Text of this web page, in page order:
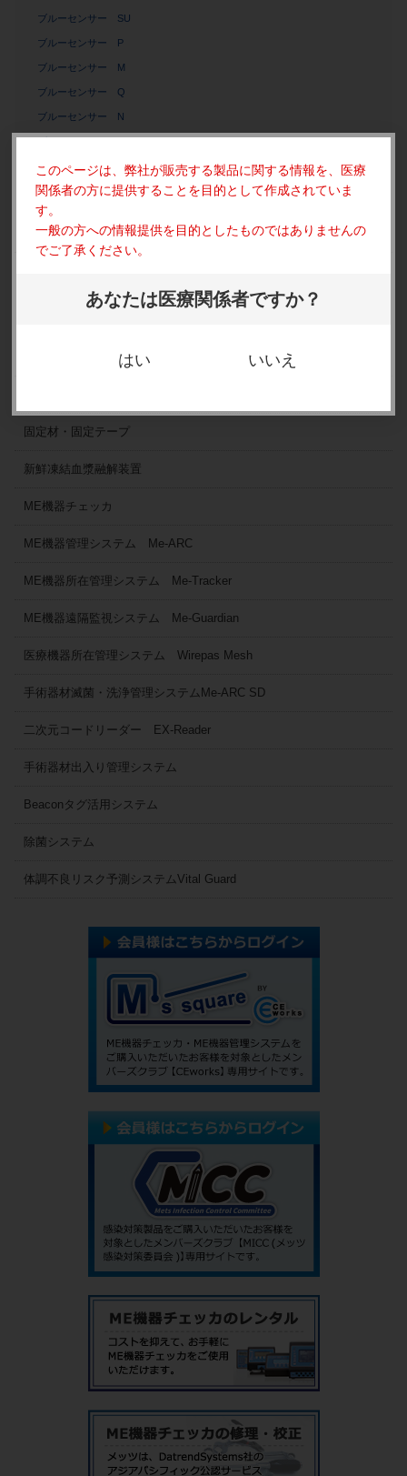
このページは、弊社が販売する製品に関する情報を、
医療
関係者の方に提供することを目的として作成されていま
す。
一般の方への情報提供を目的としたものではありませんの
でご了承ください。
あなたは医療関係者ですか？
はい いいえ
ブルーセンサー SU
ブルーセンサー P
ブルーセンサー M
ブルーセンサー Q
ブルーセンサー N
ブルーセンサー NF
ブルーセンサー NF（リード線付き）
ブルーセンサー BR（リード線付き）
ブルーセンサー BRS（リード線付き）
ブルーセンサータブ BS-TAB
心電図電極 エールローデ
ディスポーザブルタブ電極のすすめ
固定材・固定テープ
新鮮凍結血漿融解装置
ME機器チェッカ
ME機器管理システム Me-ARC
ME機器所在管理システム Me-Tracker
ME機器遠隔監視システム Me-Guardian
医療機器所在管理システム Wirepas Mesh
手術器材滅菌・洗浄管理システムMe-ARC SD
二次元コードリーダー EX-Reader
手術器材出入り管理システム
Beaconタグ活用システム
除菌システム
体調不良リスク予測システムVital Guard